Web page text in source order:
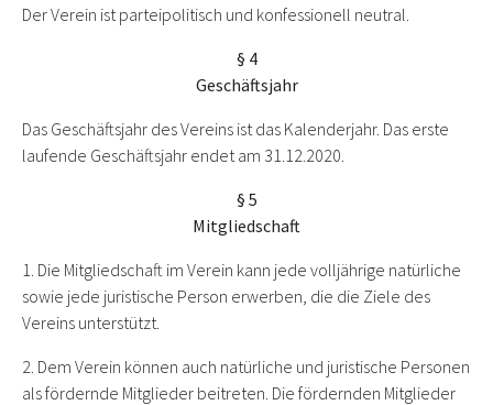
Der Verein ist parteipolitisch und konfessionell neutral.
§ 4
Geschäftsjahr
Das Geschäftsjahr des Vereins ist das Kalenderjahr. Das erste
laufende Geschäftsjahr endet am 31.12.2020.
§ 5
Mitgliedschaft
1. Die Mitgliedschaft im Verein kann jede volljährige natürliche
sowie jede juristische Person erwerben, die die Ziele des
Vereins unterstützt.
2. Dem Verein können auch natürliche und juristische Personen
als fördernde Mitglieder beitreten. Die fördernden Mitglieder